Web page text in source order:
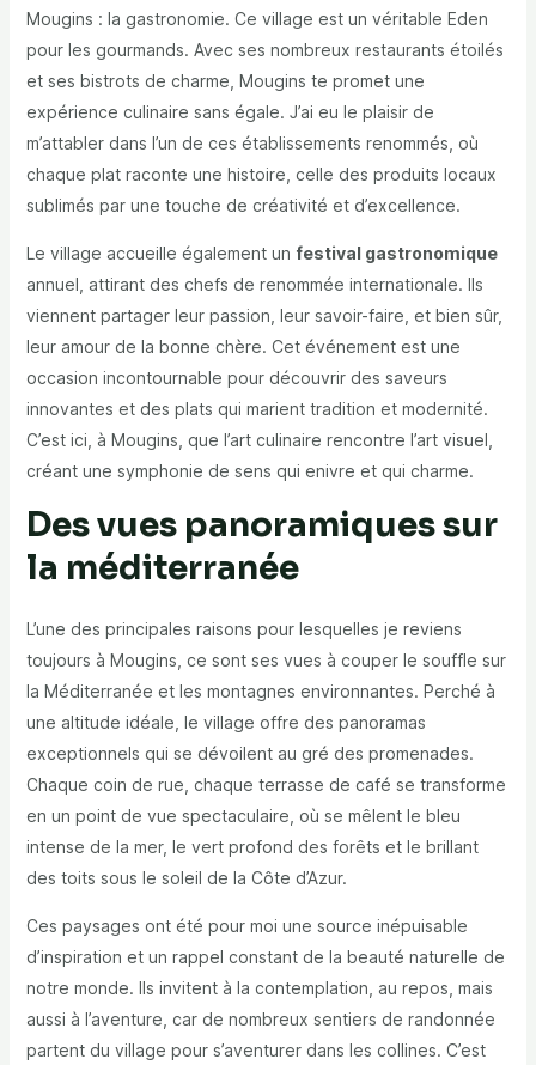
Mougins : la gastronomie. Ce village est un véritable Eden
pour les gourmands. Avec ses nombreux restaurants étoilés
et ses bistrots de charme, Mougins te promet une
expérience culinaire sans égale. J’ai eu le plaisir de
m’attabler dans l’un de ces établissements renommés, où
chaque plat raconte une histoire, celle des produits locaux
sublimés par une touche de créativité et d’excellence.
Le village accueille également un festival gastronomique
annuel, attirant des chefs de renommée internationale. Ils
viennent partager leur passion, leur savoir-faire, et bien sûr,
leur amour de la bonne chère. Cet événement est une
occasion incontournable pour découvrir des saveurs
innovantes et des plats qui marient tradition et modernité.
C’est ici, à Mougins, que l’art culinaire rencontre l’art visuel,
créant une symphonie de sens qui enivre et qui charme.
Des vues panoramiques sur
la méditerranée
L’une des principales raisons pour lesquelles je reviens
toujours à Mougins, ce sont ses vues à couper le souffle sur
la Méditerranée et les montagnes environnantes. Perché à
une altitude idéale, le village offre des panoramas
exceptionnels qui se dévoilent au gré des promenades.
Chaque coin de rue, chaque terrasse de café se transforme
en un point de vue spectaculaire, où se mêlent le bleu
intense de la mer, le vert profond des forêts et le brillant
des toits sous le soleil de la Côte d’Azur.
Ces paysages ont été pour moi une source inépuisable
d’inspiration et un rappel constant de la beauté naturelle de
notre monde. Ils invitent à la contemplation, au repos, mais
aussi à l’aventure, car de nombreux sentiers de randonnée
partent du village pour s’aventurer dans les collines. C’est